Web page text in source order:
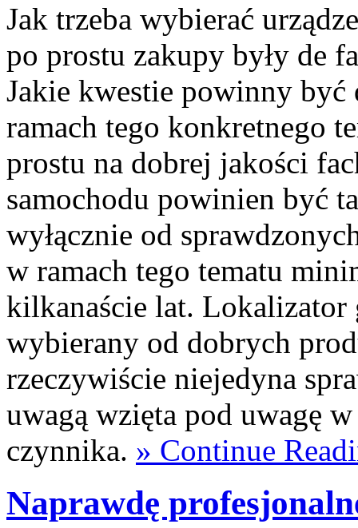
Jak trzeba wybierać
po prostu zakupy były de
Jakie kwestie powinny być
ramach tego konkretnego
prostu na dobrej jakości
samochodu powinien być
wyłącznie od
w ramach tego tematu
kilkanaście lat. Lokalizator
wybierany od dobrych
rzeczywiście niejedyna
uwagą wzięta pod uwagę
czynnika. » Continue
Naprawdę